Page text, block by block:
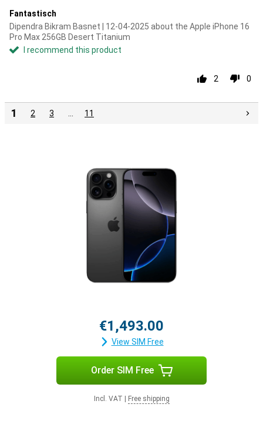
Fantastisch
Dipendra Bikram Basnet | 12-04-2025 about the Apple iPhone 16
Pro Max 256GB Desert Titanium
I recommend this product
2 0
1 2 3 11
€1,493.00
View SIM Free
Order SIM Free
Incl. VAT Free shipping